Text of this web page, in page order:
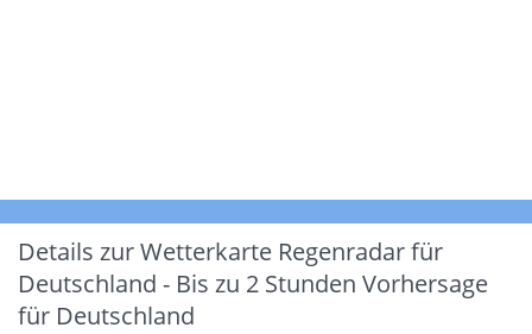
Details zur Wetterkarte Regenradar für
Deutschland - Bis zu 2 Stunden Vorhersage
für Deutschland